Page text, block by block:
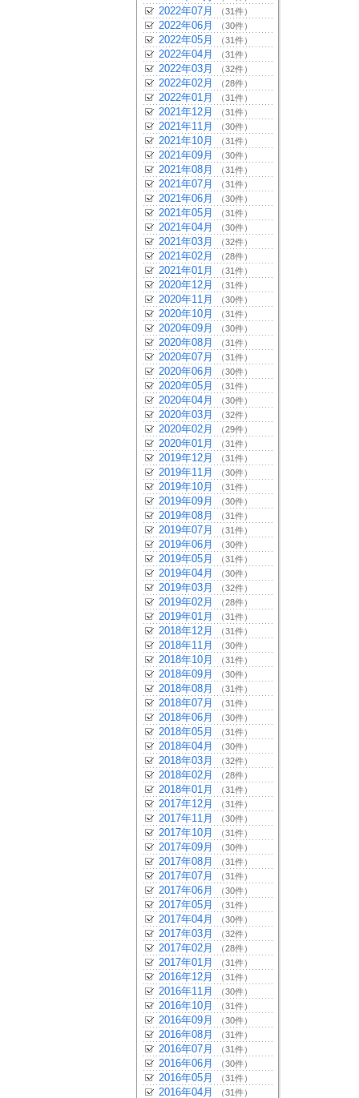
2022年07月 （31件）
2022年06月 （30件）
2022年05月 （31件）
2022年04月 （31件）
2022年03月 （32件）
2022年02月 （28件）
2022年01月 （31件）
2021年12月 （31件）
2021年11月 （30件）
2021年10月 （31件）
2021年09月 （30件）
2021年08月 （31件）
2021年07月 （31件）
2021年06月 （30件）
2021年05月 （31件）
2021年04月 （30件）
2021年03月 （32件）
2021年02月 （28件）
2021年01月 （31件）
2020年12月 （31件）
2020年11月 （30件）
2020年10月 （31件）
2020年09月 （30件）
2020年08月 （31件）
2020年07月 （31件）
2020年06月 （30件）
2020年05月 （31件）
2020年04月 （30件）
2020年03月 （32件）
2020年02月 （29件）
2020年01月 （31件）
2019年12月 （31件）
2019年11月 （30件）
2019年10月 （31件）
2019年09月 （30件）
2019年08月 （31件）
2019年07月 （31件）
2019年06月 （30件）
2019年05月 （31件）
2019年04月 （30件）
2019年03月 （32件）
2019年02月 （28件）
2019年01月 （31件）
2018年12月 （31件）
2018年11月 （30件）
2018年10月 （31件）
2018年09月 （30件）
2018年08月 （31件）
2018年07月 （31件）
2018年06月 （30件）
2018年05月 （31件）
2018年04月 （30件）
2018年03月 （32件）
2018年02月 （28件）
2018年01月 （31件）
2017年12月 （31件）
2017年11月 （30件）
2017年10月 （31件）
2017年09月 （30件）
2017年08月 （31件）
2017年07月 （31件）
2017年06月 （30件）
2017年05月 （31件）
2017年04月 （30件）
2017年03月 （32件）
2017年02月 （28件）
2017年01月 （31件）
2016年12月 （31件）
2016年11月 （30件）
2016年10月 （31件）
2016年09月 （30件）
2016年08月 （31件）
2016年07月 （31件）
2016年06月 （30件）
2016年05月 （31件）
2016年04月 （31件）